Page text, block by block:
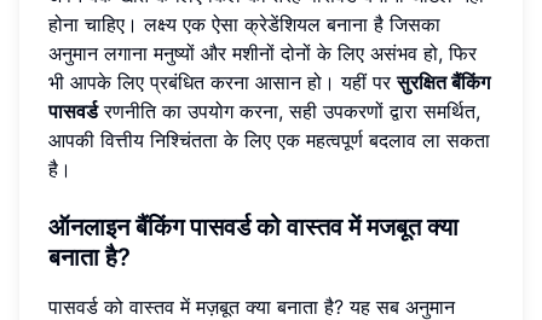
होना चाहिए। लक्ष्य एक ऐसा क्रेडेंशियल बनाना है जिसका
अनुमान लगाना मनुष्यों और मशीनों दोनों के लिए असंभव हो, फिर
भी आपके लिए प्रबंधित करना आसान हो। यहीं परसुरक्षित बैंकिंग
पासवर्डरणनीति का उपयोग करना, सही उपकरणों द्वारा समर्थित,
आपकी वित्तीय निश्चिंतता के लिए एक महत्वपूर्ण बदलाव ला सकता
है।
ऑनलाइन बैंकिंग पासवर्ड को वास्तव में मजबूत क्या
बनाता है?
पासवर्ड को वास्तव में मज़बूत क्या बनाता है? यह सब अनुमान